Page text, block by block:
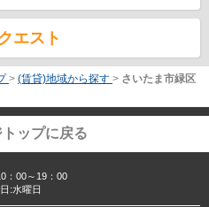
エスト
> (賃貸)地域から探す > さいたま市緑区
ップに戻る
：00～19：00
:水曜日